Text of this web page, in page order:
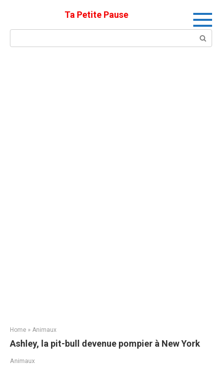
Ta Petite Pause
Search:
Home » Animaux
Ashley, la pit-bull devenue pompier à New York
Animaux